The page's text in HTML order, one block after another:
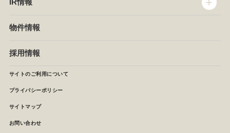
セントラルキッチン
NEWS
椿屋珈琲
イタリアンダイニングDONA
店舗検索
IR情報
IRニュース
月次報告
決算短信
株主の皆様へ
よくあるご質問 (株主優待制度)
物件情報
採用情報
サイトのご利用について
プライバシーポリシー
サイトマップ
お問い合わせ